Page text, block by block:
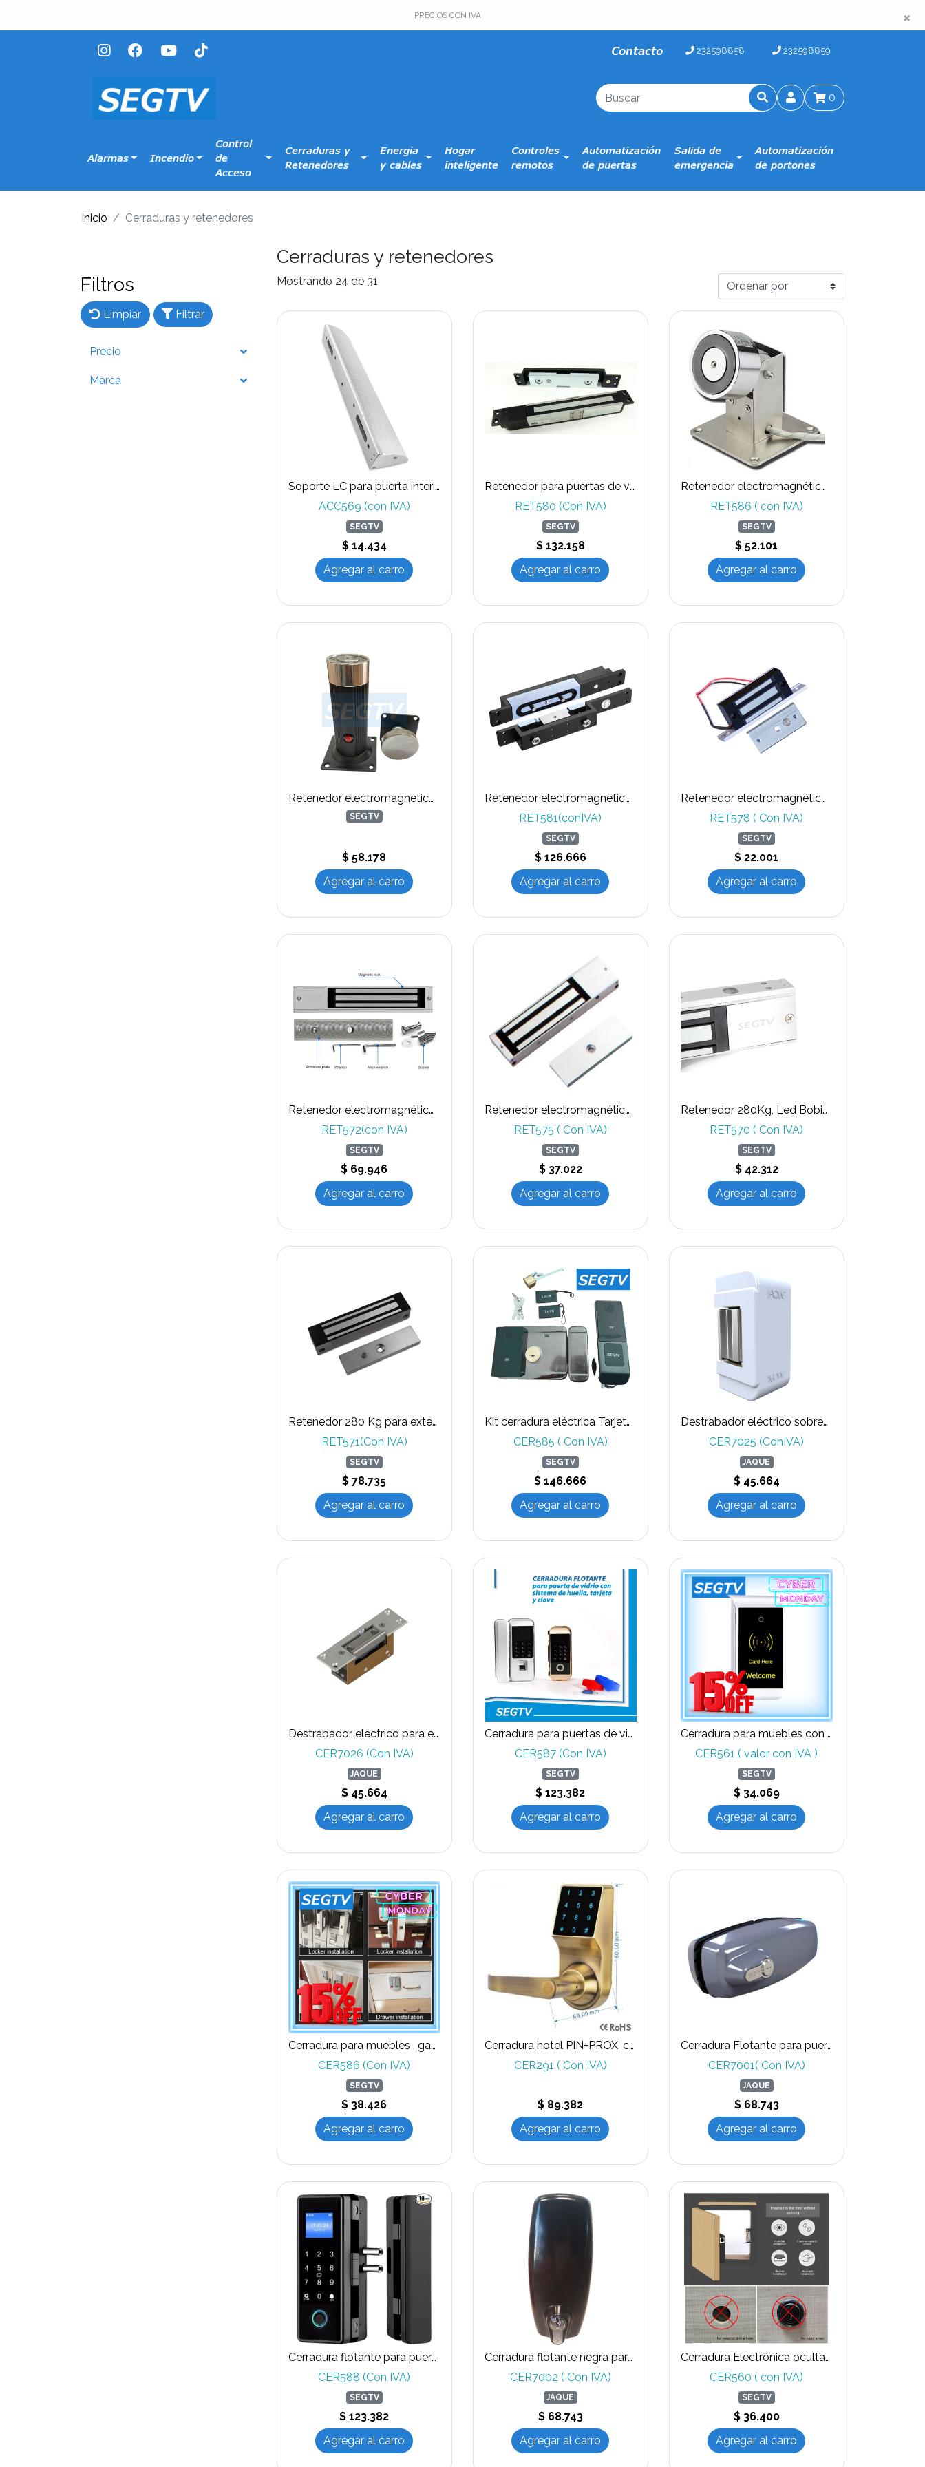
PRECIOS CON IVA ×
×
Contacto 232598858 232598859
0
Alarmas Incendio
Control
de
Acceso
Cerraduras y
Retenedores
Energia
y cables
Hogar
inteligente
Controles
remotos
Automatización
de puertas
Salida de
emergencia
Automatización
de portones
Inicio Cerraduras y retenedores
Cerraduras y retenedores
Filtros
Limpiar Filtrar
Precio
Marca
Mostrando 24 de 31
Soporte LC para puerta interior para RET570
ACC569 (con IVA)
SEGTV
$ 14.434
Agregar al carro
Retenedor para puertas de vaivén con timmer y sensor de estado de puerta
RET580 (Con IVA)
SEGTV
$ 132.158
Agregar al carro
Retenedor electromagnético para salidas de emergencia con montaje en puertas de vidrio DH-60U
RET586 ( con IVA)
SEGTV
$ 52.101
Agregar al carro
Retenedor electromagnético para puertas corta fuego o de emergencia modelo HC 802
SEGTV
$ 58.178
Agregar al carro
Retenedor electromagnético para embutir en puerta de vaivén
RET581(conIVA)
SEGTV
$ 126.666
Agregar al carro
Retenedor electromagnético para 60KG
RET578 ( Con IVA)
SEGTV
$ 22.001
Agregar al carro
Retenedor electromagnético 280Kg para uso en exterior
RET572(con IVA)
SEGTV
$ 69.946
Agregar al carro
Retenedor electromagnético 180 Kg ( sin timmer )
RET575 ( Con IVA)
SEGTV
$ 37.022
Agregar al carro
Retenedor 280Kg, Led Bobina 100% cobre
RET570 ( Con IVA)
SEGTV
$ 42.312
Agregar al carro
Retenedor 280 Kg para exterior, sin timmer
RET571(Con IVA)
SEGTV
$ 78.735
Agregar al carro
Kit cerradura eléctrica Tarjeta 13,56 Mhz, clave, huella, WIFI APP TUYA uso interior y exterior
CER585 ( Con IVA)
SEGTV
$ 146.666
Agregar al carro
Destrabador eléctrico sobrepuesto para barra antipánico.
CER7025 (ConIVA)
JAQUE
$ 45.664
Agregar al carro
Destrabador eléctrico para embutir con debloqueo para barra antipánico T707-00
CER7026 (Con IVA)
JAQUE
$ 45.664
Agregar al carro
Cerradura para puertas de vidrio. Huella, clave, tarjeta
CER587 (Con IVA)
SEGTV
$ 123.382
Agregar al carro
Cerradura para muebles con tarjeta de proximidad RFID 125 Kz
CER561 ( valor con IVA )
SEGTV
$ 34.069
Agregar al carro
Cerradura para muebles , gabinetes, cajoneras
CER586 (Con IVA)
SEGTV
$ 38.426
Agregar al carro
Cerradura hotel PIN+PROX, color dorada
CER291 ( Con IVA)
$ 89.382
Agregar al carro
Cerradura Flotante para puertas de vidrio DE 10 A 12mm CER7001
CER7001( Con IVA)
JAQUE
$ 68.743
Agregar al carro
Cerradura flotante para puerta de vidrio de ABATIR, huella clave, tarjeta 13,56Mhz
CER588 (Con IVA)
SEGTV
$ 123.382
Agregar al carro
Cerradura flotante negra para puertas de vidrio templado
CER7002 ( Con IVA)
JAQUE
$ 68.743
Agregar al carro
Cerradura Electrónica oculta para armario, cajón de madera.
CER560 ( con IVA)
SEGTV
$ 36.400
Agregar al carro